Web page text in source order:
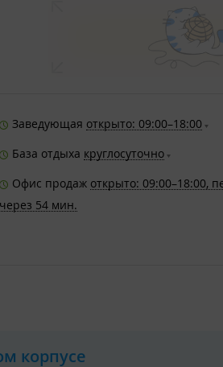
Заведующая открыто: 09:00–18:00
База отдыха круглосуточно
Офис продаж открыто: 09:00–18:00,
через 54 мин.
корпусе